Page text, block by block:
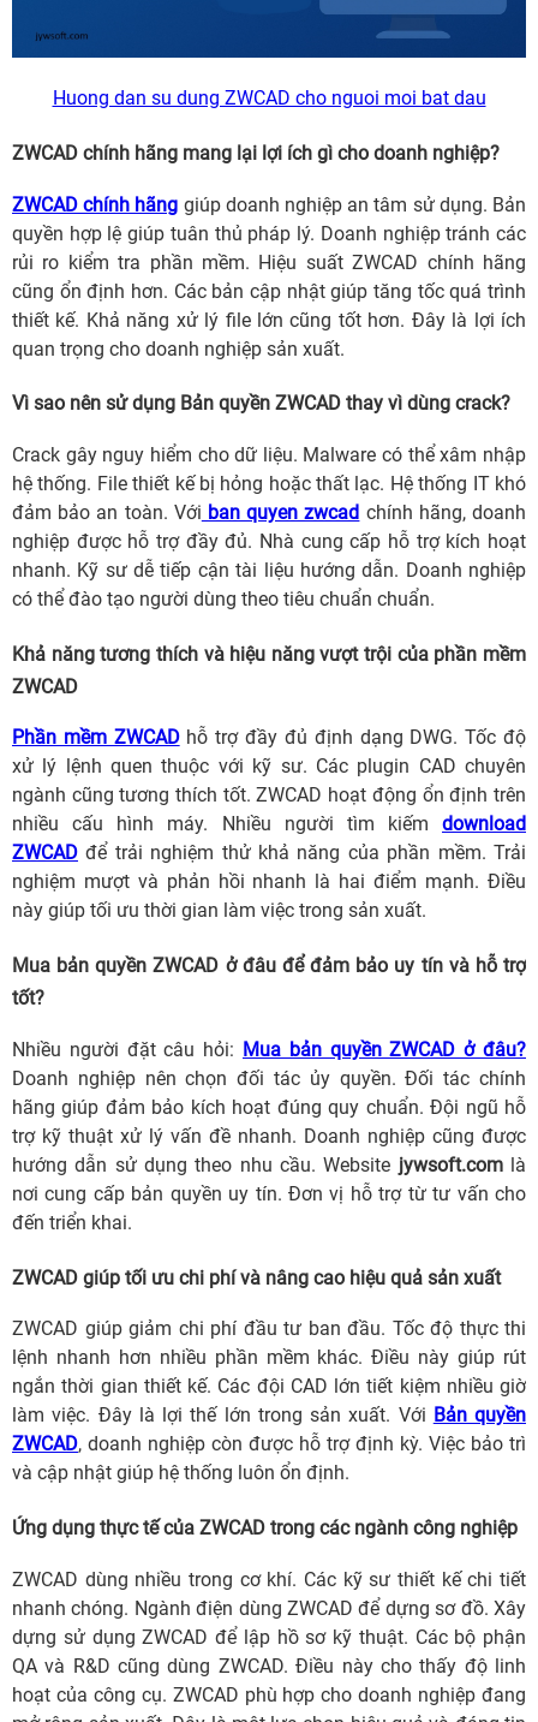
Huong dan su dung ZWCAD cho nguoi moi bat dau
ZWCAD chính hãng mang lại lợi ích gì cho doanh nghiệp?
ZWCAD chính hãng giúp doanh nghiệp an tâm sử dụng. Bản
quyền hợp lệ giúp tuân thủ pháp lý. Doanh nghiệp tránh các
rủi ro kiểm tra phần mềm. Hiệu suất ZWCAD chính hãng
cũng ổn định hơn. Các bản cập nhật giúp tăng tốc quá trình
thiết kế. Khả năng xử lý file lớn cũng tốt hơn. Đây là lợi ích
quan trọng cho doanh nghiệp sản xuất.
Vì sao nên sử dụng Bản quyền ZWCAD thay vì dùng crack?
Crack gây nguy hiểm cho dữ liệu. Malware có thể xâm nhập
hệ thống. File thiết kế bị hỏng hoặc thất lạc. Hệ thống IT khó
đảm bảo an toàn. Với ban quyen zwcad chính hãng, doanh
nghiệp được hỗ trợ đầy đủ. Nhà cung cấp hỗ trợ kích hoạt
nhanh. Kỹ sư dễ tiếp cận tài liệu hướng dẫn. Doanh nghiệp
có thể đào tạo người dùng theo tiêu chuẩn chuẩn.
Khả năng tương thích và hiệu năng vượt trội của phần mềm
ZWCAD
Phần mềm ZWCADhỗ trợ đầy đủ định dạng DWG. Tốc độ
xử lý lệnh quen thuộc với kỹ sư. Các plugin CAD chuyên
ngành cũng tương thích tốt. ZWCAD hoạt động ổn định trên
nhiều cấu hình máy. Nhiều người tìm kiếm download
ZWCAD để trải nghiệm thử khả năng của phần mềm. Trải
nghiệm mượt và phản hồi nhanh là hai điểm mạnh. Điều
này giúp tối ưu thời gian làm việc trong sản xuất.
Mua bản quyền ZWCAD ở đâu để đảm bảo uy tín và hỗ trợ
tốt?
Nhiều người đặt câu hỏi: Mua bản quyền ZWCAD ở đâu?
Doanh nghiệp nên chọn đối tác ủy quyền. Đối tác chính
hãng giúp đảm bảo kích hoạt đúng quy chuẩn. Đội ngũ hỗ
trợ kỹ thuật xử lý vấn đề nhanh. Doanh nghiệp cũng được
hướng dẫn sử dụng theo nhu cầu. Website jywsoft.comlà
nơi cung cấp bản quyền uy tín. Đơn vị hỗ trợ từ tư vấn cho
đến triển khai.
ZWCAD giúp tối ưu chi phí và nâng cao hiệu quả sản xuất
ZWCAD giúp giảm chi phí đầu tư ban đầu. Tốc độ thực thi
lệnh nhanh hơn nhiều phần mềm khác. Điều này giúp rút
ngắn thời gian thiết kế. Các đội CAD lớn tiết kiệm nhiều giờ
làm việc. Đây là lợi thế lớn trong sản xuất. Với Bản quyền
ZWCAD, doanh nghiệp còn được hỗ trợ định kỳ. Việc bảo trì
và cập nhật giúp hệ thống luôn ổn định.
Ứng dụng thực tế của ZWCAD trong các ngành công nghiệp
ZWCAD dùng nhiều trong cơ khí. Các kỹ sư thiết kế chi tiết
nhanh chóng. Ngành điện dùng ZWCAD để dựng sơ đồ. Xây
dựng sử dụng ZWCAD để lập hồ sơ kỹ thuật. Các bộ phận
QA và R&D cũng dùng ZWCAD. Điều này cho thấy độ linh
hoạt của công cụ. ZWCAD phù hợp cho doanh nghiệp đang